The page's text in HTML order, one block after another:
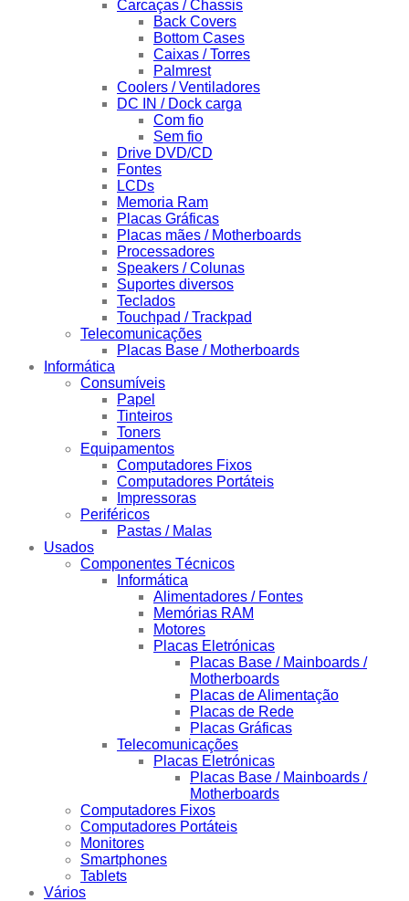
Carcaças / Chassis
Back Covers
Bottom Cases
Caixas / Torres
Palmrest
Coolers / Ventiladores
DC IN / Dock carga
Com fio
Sem fio
Drive DVD/CD
Fontes
LCDs
Memoria Ram
Placas Gráficas
Placas mães / Motherboards
Processadores
Speakers / Colunas
Suportes diversos
Teclados
Touchpad / Trackpad
Telecomunicações
Placas Base / Motherboards
Informática
Consumíveis
Papel
Tinteiros
Toners
Equipamentos
Computadores Fixos
Computadores Portáteis
Impressoras
Periféricos
Pastas / Malas
Usados
Componentes Técnicos
Informática
Alimentadores / Fontes
Memórias RAM
Motores
Placas Eletrónicas
Placas Base / Mainboards /
Motherboards
Placas de Alimentação
Placas de Rede
Placas Gráficas
Telecomunicações
Placas Eletrónicas
Placas Base / Mainboards /
Motherboards
Computadores Fixos
Computadores Portáteis
Monitores
Smartphones
Tablets
Vários